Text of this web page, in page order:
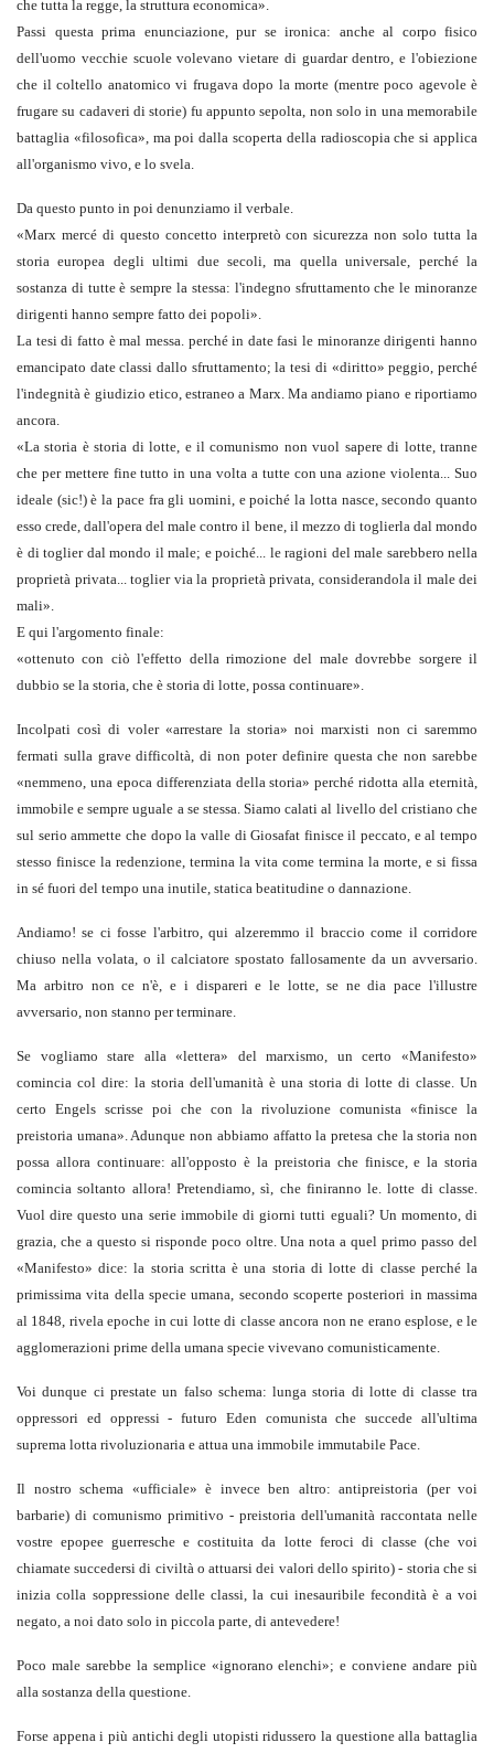
che tutta la regge, la struttura economica».
Passi questa prima enunciazione, pur se ironica: anche al corpo fisico
dell'uomo vecchie scuole volevano vietare di guardar dentro, e l'obiezione
che il coltello anatomico vi frugava dopo la morte (mentre poco agevole è
frugare su cadaveri di storie) fu appunto sepolta, non solo in una memorabile
battaglia «filosofica», ma poi dalla scoperta della radioscopia che si applica
all'organismo vivo, e lo svela.
Da questo punto in poi denunziamo il verbale.
«Marx mercé di questo concetto interpretò con sicurezza non solo tutta la
storia europea degli ultimi due secoli, ma quella universale, perché la
sostanza di tutte è sempre la stessa: l'indegno sfruttamento che le minoranze
dirigenti hanno sempre fatto dei popoli».
La tesi di fatto è mal messa. perché in date fasi le minoranze dirigenti hanno
emancipato date classi dallo sfruttamento; la tesi di «diritto» peggio, perché
l'indegnità è giudizio etico, estraneo a Marx. Ma andiamo piano e riportiamo
ancora.
«La storia è storia di lotte, e il comunismo non vuol sapere di lotte, tranne
che per mettere fine tutto in una volta a tutte con una azione violenta... Suo
ideale (sic!)è la pace fra gli uomini, e poiché la lotta nasce, secondo quanto
esso crede, dall'opera del male contro il bene, il mezzo di toglierla dal mondo
è di toglier dal mondo il male; e poiché... le ragioni del male sarebbero nella
proprietà privata... toglier via la proprietà privata, considerandola il male dei
mali».
E qui l'argomento finale:
«ottenuto con ciò l'effetto della rimozione del male dovrebbe sorgere il
dubbio se la storia, che è storia di lotte, possa continuare».
Incolpati così di voler «arrestare la storia» noi marxisti non ci saremmo
fermati sulla grave difficoltà, di non poter definire questa che non sarebbe
«nemmeno, una epoca differenziata della storia» perché ridotta alla eternità,
immobile e sempre uguale a se stessa. Siamo calati al livello del cristiano che
sul serio ammette che dopo la valle di Giosafat finisce il peccato, e al tempo
stesso finisce la redenzione, termina la vita come termina la morte, e si fissa
in sé fuori del tempo una inutile, statica beatitudine o dannazione.
Andiamo! se ci fosse l'arbitro, qui alzeremmo il braccio come il corridore
chiuso nella volata, o il calciatore spostato fallosamente da un avversario.
Ma arbitro non ce n'è, e i dispareri e le lotte, se ne dia pace l'illustre
avversario, non stanno per terminare.
Se vogliamo stare alla «lettera» del marxismo, un certo «Manifesto»
comincia col dire: la storia dell'umanità è una storia di lotte di classe. Un
certo Engels scrisse poi che con la rivoluzione comunista «finisce la
preistoria umana». Adunque non abbiamo affatto la pretesa che la storia non
possa allora continuare: all'opposto è la preistoria che finisce, e la storia
comincia soltanto allora! Pretendiamo, sì, che finiranno le. lotte di classe.
Vuol dire questo una serie immobile di giorni tutti eguali? Un momento, di
grazia, che a questo si risponde poco oltre. Una nota a quel primo passo del
«Manifesto» dice: la storia scritta è una storia di lotte di classe perché la
primissima vita della specie umana, secondo scoperte posteriori in massima
al 1848, rivela epoche in cui lotte di classe ancora non ne erano esplose, e le
agglomerazioni prime della umana specie vivevano comunisticamente.
Voi dunque ci prestate un falso schema: lunga storia di lotte di classe tra
oppressori ed oppressi - futuro Eden comunista che succede all'ultima
suprema lotta rivoluzionaria e attua una immobile immutabile Pace.
Il nostro schema «ufficiale» è invece ben altro: antipreistoria (per voi
barbarie) di comunismo primitivo - preistoria dell'umanità raccontata nelle
vostre epopee guerresche e costituita da lotte feroci di classe (che voi
chiamate succedersi di civiltà o attuarsi dei valori dello spirito) - storia che si
inizia colla soppressione delle classi, la cui inesauribile fecondità è a voi
negato, a noi dato solo in piccola parte, di antevedere!
Poco male sarebbe la semplice «ignorano elenchi»; e conviene andare più
alla sostanza della questione.
Forse appena i più antichi degli utopisti ridussero la questione alla battaglia